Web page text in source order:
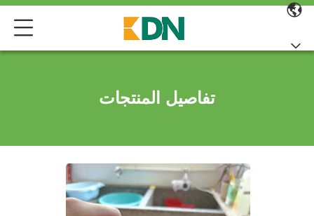
تفاصيل المنتجات